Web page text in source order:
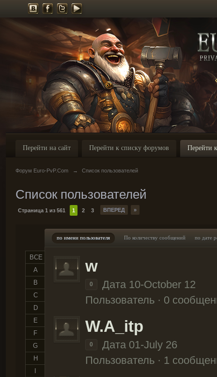
Перейти на сайт Перейти к списку форумов Перейти
Форум Euro-PvP.Com → Список пользователей
Список пользователей
Страница 1 из 561 1 2 3 ВПЕРЕД »
ВСЕ
A
B
C
D
E
F
G
H
по имени пользователя По количеству сообщений по дате
w
0
Дата 10-October 12
Пользователь · 0
W.A_itp
0
Дата 01-July 26
Пользователь · 1